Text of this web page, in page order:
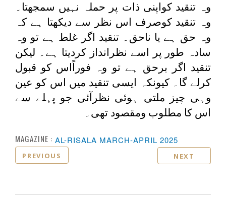
وہ تنقید کواپنی ذات پر حملہ نہیں سمجھتا۔
وہ تنقید کوصرف اس نظر سے دیکھتا ہے کہ
وہ حق ہے یا ناحق۔ تنقید اگر غلط ہے تو وہ
سادہ طور پر اسے نظرانداز کردیتا ہے۔ لیکن
تنقید اگر برحق ہے تو وہ فوراًاس کو قبول
کرلے گا۔ کیونکہ ایسی تنقید میں اس کو عین
وہی چیز ملتی ہوئی نظرآئی جو پہلے سے
اس کا مطلوب ومقصود تھی۔
MAGAZINE : AL-RISALA MARCH-APRIL 2025
PREVIOUS NEXT